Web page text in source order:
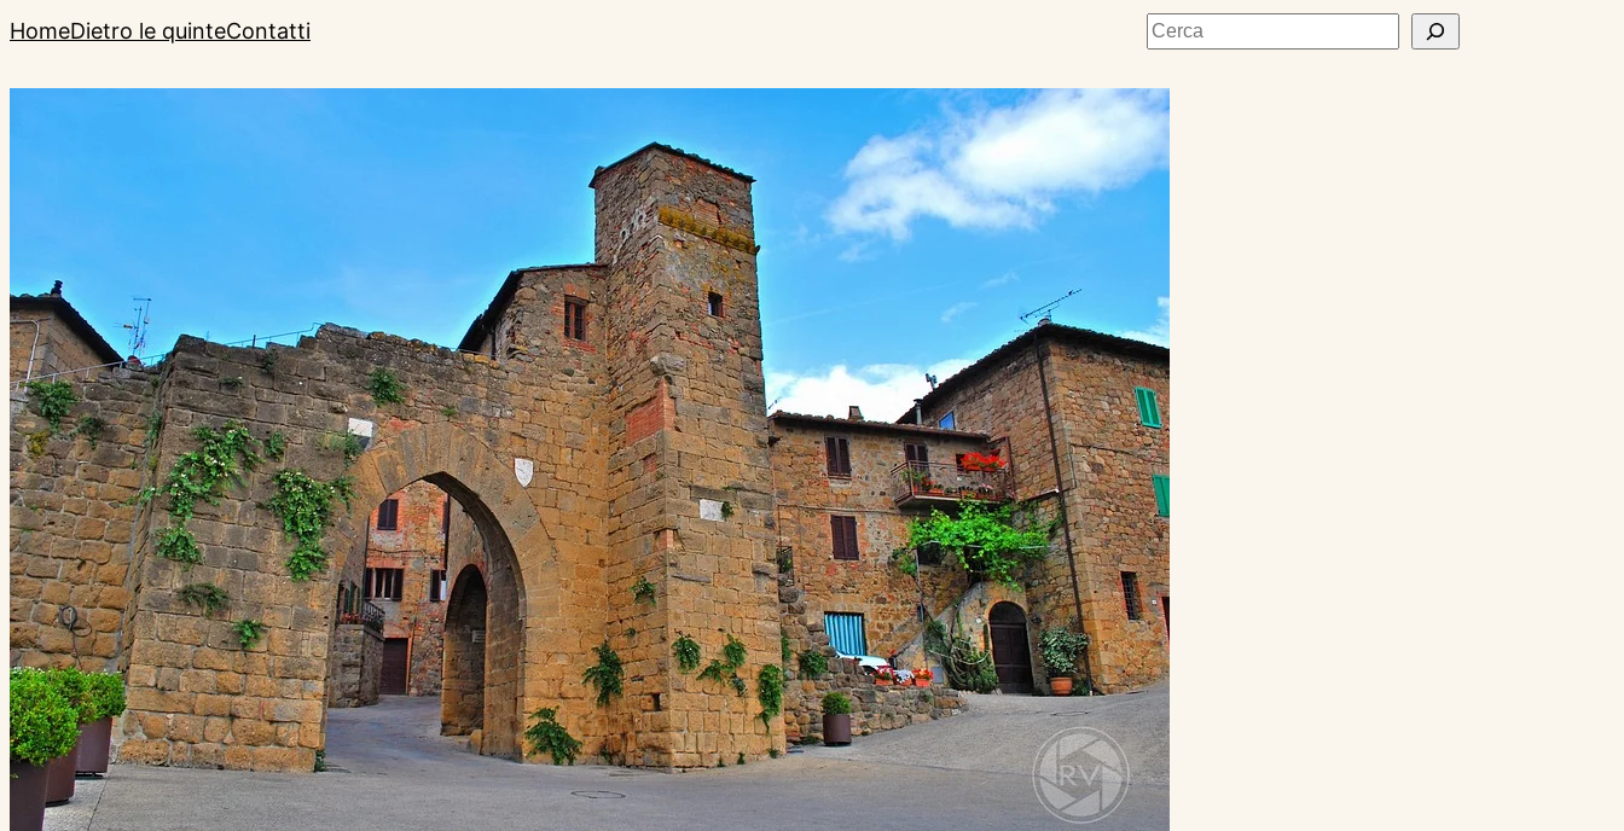
HomeDietro le quinteContatti Cerca